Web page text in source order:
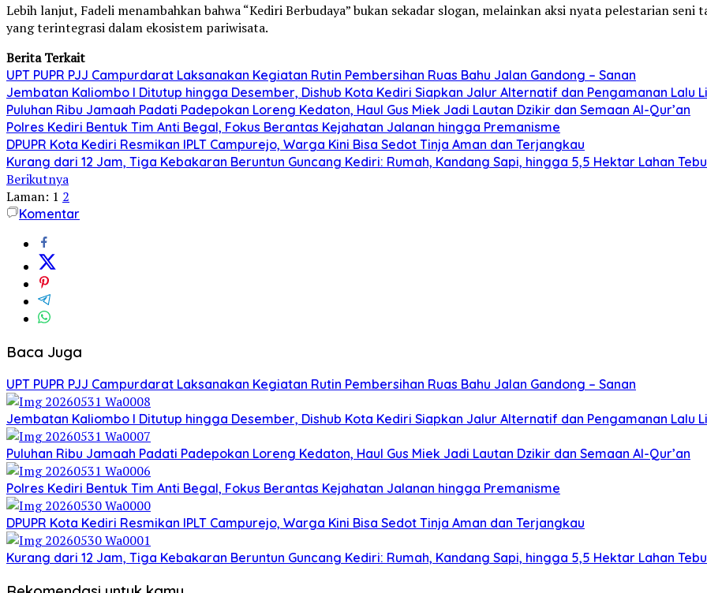
Lebih lanjut, Fadeli menambahkan bahwa “Kediri Berbudaya” bukan sekadar slogan, melainkan aksi nyata pelestarian
yang terintegrasi dalam ekosistem pariwisata.
Berita Terkait
UPT PUPR PJJ Campurdarat Laksanakan Kegiatan Rutin Pembersihan Ruas Bahu Jalan Gandong – Sanan
Jembatan Kaliombo I Ditutup hingga Desember, Dishub Kota Kediri Siapkan Jalur Alternatif dan Pengamanan Lalu
Puluhan Ribu Jamaah Padati Padepokan Loreng Kedaton, Haul Gus Miek Jadi Lautan Dzikir dan Semaan Al-Qur’an
Polres Kediri Bentuk Tim Anti Begal, Fokus Berantas Kejahatan Jalanan hingga Premanisme
DPUPR Kota Kediri Resmikan IPLT Campurejo, Warga Kini Bisa Sedot Tinja Aman dan Terjangkau
Kurang dari 12 Jam, Tiga Kebakaran Beruntun Guncang Kediri: Rumah, Kandang Sapi, hingga 5,5 Hektar Lahan
Berikutnya
Laman: 1 2
Komentar
Baca Juga
UPT PUPR PJJ Campurdarat Laksanakan Kegiatan Rutin Pembersihan Ruas Bahu Jalan Gandong – Sanan
Jembatan Kaliombo I Ditutup hingga Desember, Dishub Kota Kediri Siapkan Jalur Alternatif dan Pengamanan Lalu
Puluhan Ribu Jamaah Padati Padepokan Loreng Kedaton, Haul Gus Miek Jadi Lautan Dzikir dan Semaan Al-Qur’an
Polres Kediri Bentuk Tim Anti Begal, Fokus Berantas Kejahatan Jalanan hingga Premanisme
DPUPR Kota Kediri Resmikan IPLT Campurejo, Warga Kini Bisa Sedot Tinja Aman dan Terjangkau
Kurang dari 12 Jam, Tiga Kebakaran Beruntun Guncang Kediri: Rumah, Kandang Sapi, hingga 5,5 Hektar Lahan